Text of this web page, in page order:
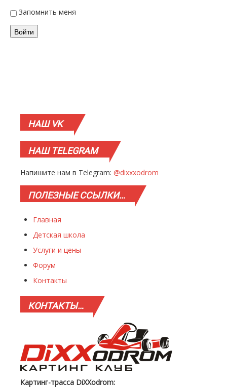
Запомнить меня
Войти
НАШVK
НАШTELEGRAM
Напишите нам в Telegram: @dixxxodrom
ПОЛЕЗНЫЕССЫЛКИ…
Главная
Детская школа
Услуги и цены
Форум
Контакты
КОНТАКТЫ…
Картинг-трасса DiXXodrom: